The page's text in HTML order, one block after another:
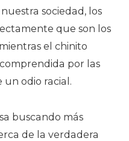
sociedad, los
que son los
el chinito
por las
un odio racial.
buscando más
de la verdadera